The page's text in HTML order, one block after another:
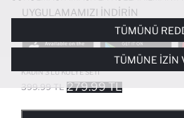
KADIN 3'LÜ KOLYE SETI
399.99 TL 279.99 TL
UYGULAMAMIZI İNDIRIN
POPÜLER KATEGORILER
ÜÇÜNCÜ TARAF ÇEREZLER ISE SIZE
DENEYIMI SUNULABILMESI, SITEMIZIN
KIŞISELLEŞTIRMESI VE AÇIK RIZA
YÖNELIK PAZARLAMA FAALIYETLERININ
SINIRLI OLARAK KULLANILACAKTIR.
ÇEREZ TERCIHLERIPANELI
ÇEREZLERLE ILGILI DAHA DETAYLI BILGIYE
TÜMÜNÜ
TÜMÜNE İZIN